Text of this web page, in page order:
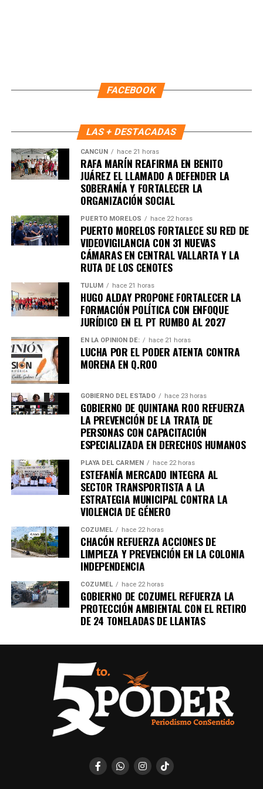
Durante la sesión también se tomó protesta a Nagib
Eduardo Flores Jiménez, Oficial Mayor, como nuevo
integrante del COPLADEMUN y coordinador del Subcomité
Sectorial de Fortalecimiento Institucional.
Con estas acciones, el Gobierno de Playa del Carmen
reafirma su compromiso con una planeación estratégica,
transparente y participativa para consolidar un desarrollo
urbano ordenado y una infraestructura de calidad.
Fuente: 5to Poder Agencia de Noticias
Recibe las noticias al instante
Únete al canal oficial de WhatsApp de
Quinto Podery recibe las noticias más
importantes de Quintana Roo directamente
Unirme al canal de WhatsApp
FACEBOOK
LAS + DESTACADAS
CANCÚN hace 21 horas
RAFA MARÍN REAFIRMA EN BENITO
JUÁREZ EL LLAMADO A DEFENDER LA
SOBERANÍA Y FORTALECER LA
ORGANIZACIÓN SOCIAL
PUERTO MORELOS hace 22 horas
PUERTO MORELOS FORTALECE SU RED DE
VIDEOVIGILANCIA CON 31 NUEVAS
CÁMARAS EN CENTRAL VALLARTA Y LA
RUTA DE LOS CENOTES
TULUM hace 21 horas
HUGO ALDAY PROPONE FORTALECER LA
FORMACIÓN POLÍTICA CON ENFOQUE
JURÍDICO EN EL PT RUMBO AL 2027
EN LA OPINIÓN DE: hace 21 horas
LUCHA POR EL PODER ATENTA CONTRA
MORENA EN Q.ROO
GOBIERNO DEL ESTADO hace 23 horas
GOBIERNO DE QUINTANA ROO REFUERZA
LA PREVENCIÓN DE LA TRATA DE
PERSONAS CON CAPACITACIÓN
ESPECIALIZADA EN DERECHOS HUMANOS
PLAYA DEL CARMEN hace 22 horas
ESTEFANÍA MERCADO INTEGRA AL
SECTOR TRANSPORTISTA A LA
ESTRATEGIA MUNICIPAL CONTRA LA
VIOLENCIA DE GÉNERO
COZUMEL hace 22 horas
CHACÓN REFUERZA ACCIONES DE
LIMPIEZA Y PREVENCIÓN EN LA COLONIA
INDEPENDENCIA
COZUMEL hace 22 horas
GOBIERNO DE COZUMEL REFUERZA LA
PROTECCIÓN AMBIENTAL CON EL RETIRO
DE 24 TONELADAS DE LLANTAS